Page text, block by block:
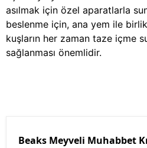
asılmak için özel aparatlarla
beslenme için, ana yem ile
kuşların her zaman taze içme
sağlanması önemlidir.
Beaks Meyveli Muhabbet